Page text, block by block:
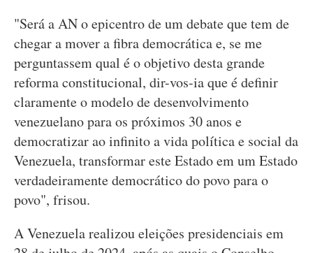
"Será a AN o epicentro de um debate que tem de
chegar a mover a fibra democrática e, se me
perguntassem qual é o objetivo desta grande
reforma constitucional, dir-vos-ia que é definir
claramente o modelo de desenvolvimento
venezuelano para os próximos 30 anos e
democratizar ao infinito a vida política e social da
Venezuela, transformar este Estado em um Estado
verdadeiramente democrático do povo para o
povo", frisou.
A Venezuela realizou eleições presidenciais em